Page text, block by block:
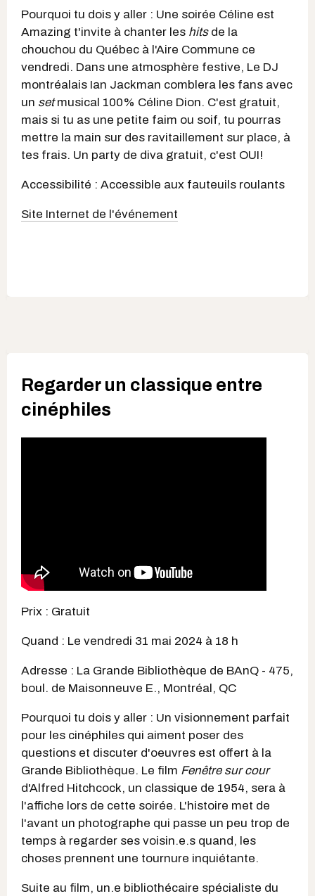
Pourquoi tu dois y aller : Une soirée Céline est
Amazing t'invite à chanter les hitsde la
chouchou du Québec à l'Aire Commune ce
vendredi. Dans une atmosphère festive, Le DJ
montréalais Ian Jackman comblera les fans avec
un setmusical 100% Céline Dion. C'est gratuit,
mais si tu as une petite faim ou soif, tu pourras
mettre la main sur des ravitaillement sur place, à
tes frais. Un party de diva gratuit, c'est OUI!
Accessibilité : Accessible aux fauteuils roulants
Site Internet de l'événement
Regarder un classique entre
cinéphiles
Prix : Gratuit
Quand : Le vendredi 31 mai 2024 à 18 h
Adresse : La Grande Bibliothèque de BAnQ - 475,
boul. de Maisonneuve E., Montréal, QC
Pourquoi tu dois y aller : Un visionnement parfait
pour les cinéphiles qui aiment poser des
questions et discuter d'oeuvres est offert à la
Grande Bibliothèque. Le film Fenêtre sur cour
d'Alfred Hitchcock, un classique de 1954, sera à
l'affiche lors de cette soirée. L'histoire met de
l'avant un photographe qui passe un peu trop de
temps à regarder ses voisin.e.s quand, les
choses prennent une tournure inquiétante.
Suite au film, un.e bibliothécaire spécialiste du